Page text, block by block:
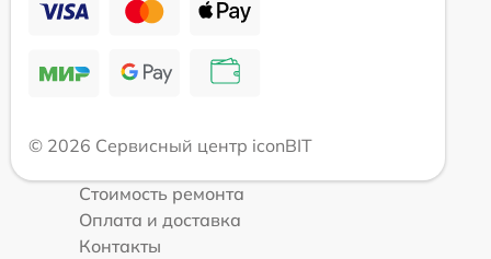
© 2026 Сервисный центр iconBIT
Стоимость ремонта
Оплата и доставка
Контакты